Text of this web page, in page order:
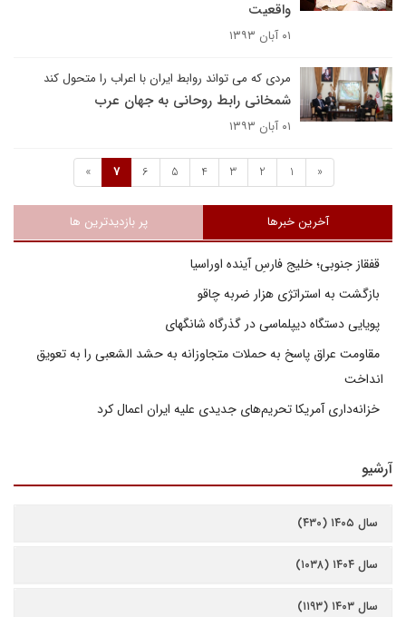
واقعیت
۰۱ آبان ۱۳۹۳
مردی که می تواند روابط ایران با اعراب را متحول کند
شمخانی رابط روحانی به جهان عرب
۰۱ آبان ۱۳۹۳
«
1
2
3
4
5
6
7
»
آخرین خبرها پر بازدیدترین ها
قفقاز جنوبی؛ خلیج فارسِ آینده اوراسیا
بازگشت به استراتژی هزار ضربه چاقو
پویایی دستگاه دیپلماسی در گذرگاه شانگهای
مقاومت عراق پاسخ به حملات متجاوزانه به حشد الشعبی را به تعویق
انداخت
خزانه‌داری آمریکا تحریم‌های جدیدی علیه ایران اعمال کرد
آرشیو
سال ۱۴۰۵ (۴۳۰)
سال ۱۴۰۴ (۱۰۳۸)
سال ۱۴۰۳ (۱۱۹۳)